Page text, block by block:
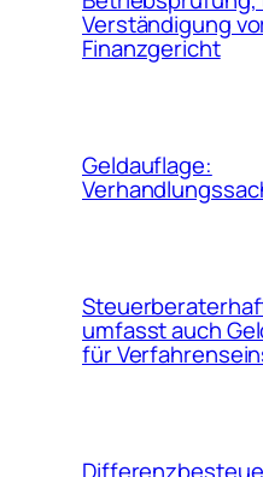
Verständigung
Finanzgericht
Geldauflage:
umfasst auch
für